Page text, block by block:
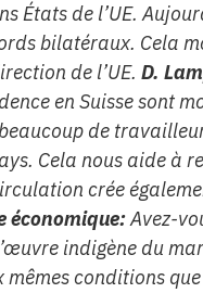
États de l’UE.
bilatéraux. Cela
de l’UE.D.
en Suisse sont
de
Cela nous aide à
crée
économique:Avez-
indigène du
conditions